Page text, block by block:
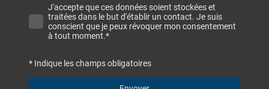
J'accepte que ces données soient stockées et
traitées dans le but d'établir un contact. Je suis
conscient que je peux révoquer mon consentement
à tout moment.*
* Indique les champs obligatoires